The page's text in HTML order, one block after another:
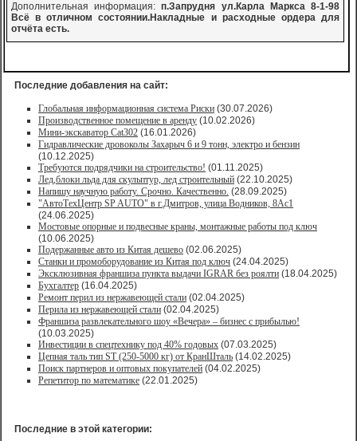
Дополнительная информация:п.Запрудня ул.Карла Маркса 8-1-98
Всё в отличном состоянии.Накладные и расходные ордера для
отчёта есть.
Последние добавления на сайт:
Глобальная информационная система Риски (30.07.2026)
Производственное помещение в аренду (10.02.2026)
Мини-экскаватор Cat302 (16.01.2026)
Гидравлические дровоколы Захарыч 6 и 9 тонн, электро и бензин
(10.12.2025)
Требуются подрядчики на строительство! (01.11.2025)
Лед,блоки льда для скульптур, лед строительный (22.10.2025)
Напишу научную работу. Срочно. Качественно. (28.09.2025)
"АвтоТехЦентр SP AUTO" в г.Дмитров, улица Водников, 8Ас1
(24.06.2025)
Мостовые опорные и подвесные краны, монтажные работы под ключ
(10.06.2025)
Подержанные авто из Китая дешево (02.06.2025)
Станки и промоборудование из Китая под ключ (24.04.2025)
Эксклюзивная франшиза пункта выдачи IGRAR без роялти (18.04.2025)
Бухгалтер (16.04.2025)
Ремонт перил из нержавеющей стали (02.04.2025)
Перила из нержавеющей стали (02.04.2025)
Франшиза развлекательного шоу «Вечера» – бизнес с прибылью!
(10.03.2025)
Инвестиции в спецтехнику под 40% годовых (07.03.2025)
Цепная таль тип ST (250-5000 кг) от КранШталь (14.02.2025)
Поиск партнеров и оптовых покупателей (04.02.2025)
Репетитор по математике (22.01.2025)
Последние в этой категории: